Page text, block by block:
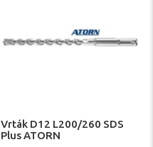
Vrták D12 L200/260 SDS
Plus ATORN